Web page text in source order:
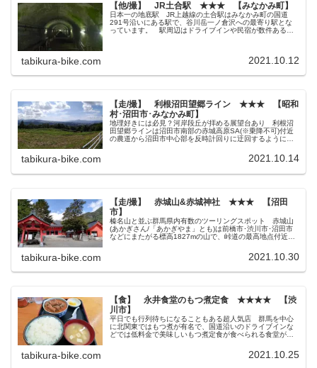
【他/撮】 JR土合駅 ★★★ 【みなかみ町】
日本一の地底駅 JR上越線の土合駅はみなかみ町の国道
291号沿いにある駅で、谷川岳一ノ倉沢への最寄り駅とな
っています。 駅周辺はドライブインや民宿が数件あるの
tabikura-bike.com 2021.10.12
【走/撮】 利根沼田望郷ライン ★★★ 【昭和
村･沼田市･みなかみ町】
地理好きには必見？河岸段丘が拝める展望台あり 利根沼
田望郷ラインは沼田市南部の赤城高原SA(※乗降不可)付近
の農道から沼田市中心部を反時計回りに迂回するようにみ
tabikura-bike.com 2021.10.14
【走/撮】 赤城山&赤城神社 ★★★ 【沼田
市】
榛名山と並ぶ群馬県内有数のツーリングスポット 赤城山
(あかぎさん/「あかぎやま」とも)は前橋市･渋川市･沼田市
などにまたがる標高1827mの山で、峠道の最高地点付近に
tabikura-bike.com 2021.10.30
【食】 永井食堂のもつ煮定食 ★★★★ 【渋
川市】
平日でも行列待ちになることもある超人気店 群馬を中心
に北関東ではもつ煮が有名で、国道沿いのドライブインな
どでは低料金で美味しいもつ煮定食が食べられる食堂が今
tabikura-bike.com 2021.10.25